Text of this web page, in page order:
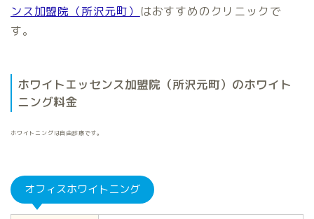
ンス加盟院（所沢元町） はおすすめのクリニックで
す。
ホワイトエッセンス加盟院（所沢元町）のホワイト
ニング料金
ホワイトニングは自由診療です。
オフィスホワイトニング